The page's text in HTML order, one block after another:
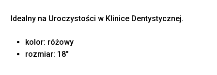
Idealny na Uroczystości w Klinice Dentystycznej.
kolor: różowy
rozmiar: 18″